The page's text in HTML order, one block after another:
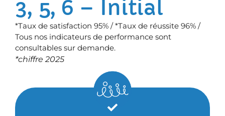
3, 5, 6 – Initial
*Taux de satisfaction 95% / *Taux de réussite 96% /
Tous nos indicateurs de performance sont
consultables sur demande.
*chiffre 2025